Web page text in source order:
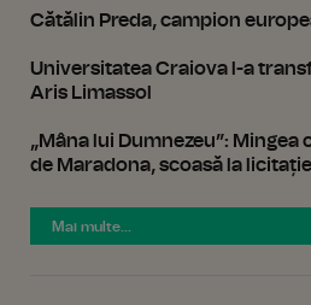
Cătălin Preda, campion
Universitatea Craiova l-a
Aris Limassol
„Mâna lui Dumnezeu”:
de Maradona, scoasă la licitație
Mai multe...